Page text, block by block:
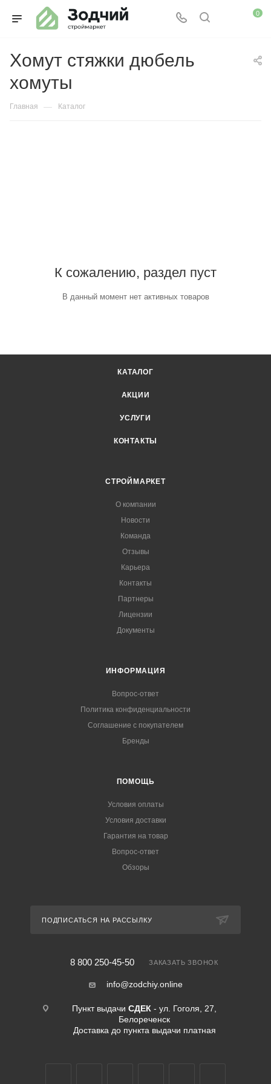
0
Хомут стяжки дюбель
хомуты
Главная — Каталог
К сожалению, раздел пуст
В данный момент нет активных товаров
КАТАЛОГ
АКЦИИ
УСЛУГИ
КОНТАКТЫ
СТРОЙМАРКЕТ
О компании
Новости
Команда
Отзывы
Карьера
Контакты
Партнеры
Лицензии
Документы
ИНФОРМАЦИЯ
Вопрос-ответ
Политика конфиденциальности
Соглашение с покупателем
Бренды
ПОМОЩЬ
Условия оплаты
Условия доставки
Гарантия на товар
Вопрос-ответ
Обзоры
ПОДПИСАТЬСЯ НА РАССЫЛКУ
8 800 250-45-50 ЗАКАЗАТЬ ЗВОНОК
info@zodchiy.online
Пункт выдачи СДЕК - ул. Гоголя, 27,
Белореченск
Доставка до пункта выдачи платная